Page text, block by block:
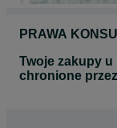
PRAWA
Twoje zakupy
chronione